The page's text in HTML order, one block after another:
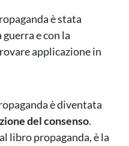
è stata
e con la
applicazione in
è diventata
del consenso.
libro propaganda, è la